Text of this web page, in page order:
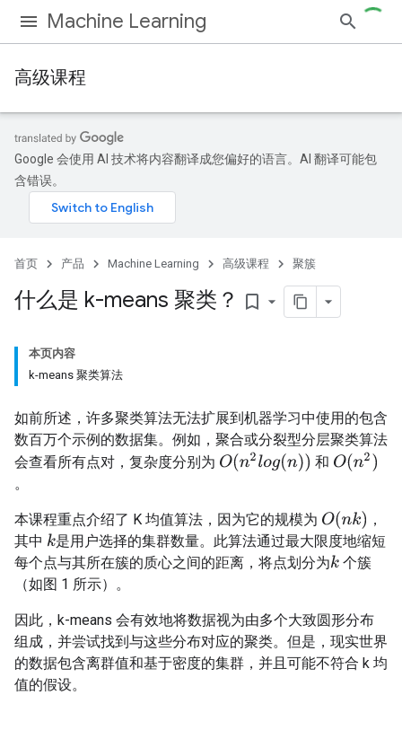
Machine Learning
高级课程
Google 会使用 AI 技术将内容翻译成您偏好的语言。AI 翻译可能包
含错误。
首页 产品 Machine Learning 高级课程 聚簇
什么是 k-means 聚类？ bookmark_border
本页内容
k-means 聚类算法
如前所述，许多聚类算法无法扩展到机器学习中使用的包含
数百万个示例的数据集。例如，聚合或分裂型分层聚类算法
会查看所有点对，复杂度分别为 O(n2log(n)) 和 O(n2)
。
本课程重点介绍了 K 均值算法，因为它的规模为 O(nk)
，
其中 k是用户选择的集群数量。此算法通过最大限度地缩短
每个点与其所在簇的质心之间的距离，将点划分为k 个簇
（如图 1 所示）。
因此，k-means 会有效地将数据视为由多个大致圆形分布
组成，并尝试找到与这些分布对应的聚类。但是，现实世界
的数据包含离群值和基于密度的集群，并且可能不符合 k 均
值的假设。